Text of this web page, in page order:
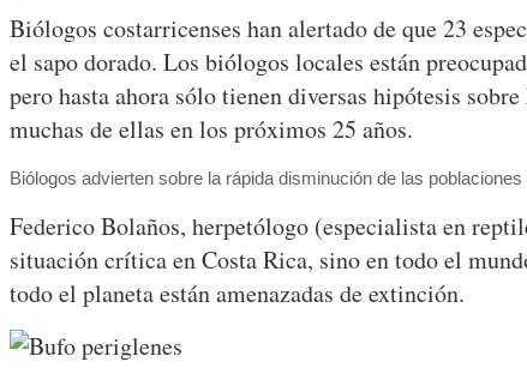
Biólogos costarricenses han alertado de que 23
el sapo dorado. Los biólogos locales están
pero hasta ahora sólo tienen diversas hipótesis
muchas de ellas en los próximos 25 años.
Biólogos advierten sobre la rápida disminución de las
Federico Bolaños, herpetólogo (especialista en
situación crítica en Costa Rica, sino en todo el
todo el planeta están amenazadas de extinción.